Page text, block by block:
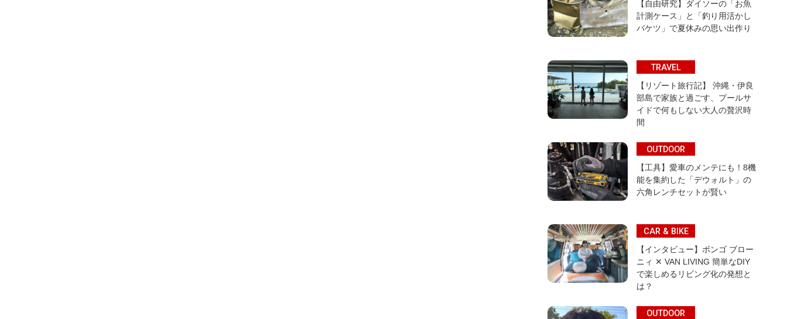
【自由研究】ダイソーの「お魚
計測ケース」と「釣り用活かし
バケツ」で夏休みの思い出作り
TRAVEL
【リゾート旅行記】 沖縄・伊良
部島で家族と過ごす、プールサ
イドで何もしない大人の贅沢時
間
OUTDOOR
【工具】愛車のメンテにも！8機
能を集約した「デウォルト」の
六角レンチセットが賢い
CAR & BIKE
【インタビュー】ボンゴ ブロー
ニィ ✕ VAN LIVING 簡単なDIY
で楽しめるリビング化の発想と
は？
OUTDOOR